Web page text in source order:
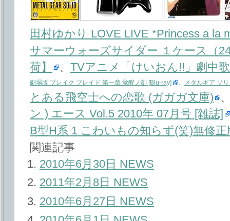
田村ゆかり LOVE LIVE *Princess a la
サマーウォーズサイダー １ケース（
荷】
、 TVアニメ「けいおん!!」劇中
劇場版 ブレイク ブレイド 第一章 覚醒ノ刻 [Blu-ray] メタルギア ソ
とある飛空士への恋歌 (ガガガ文庫)
ン ) エース Vol.5 2010年 07月号 [雑誌]
B型H系 1 こわいもの知らず(笑)無修正
関連記事
2010年6月30日 NEWS
2011年2月8日 NEWS
2010年6月27日 NEWS